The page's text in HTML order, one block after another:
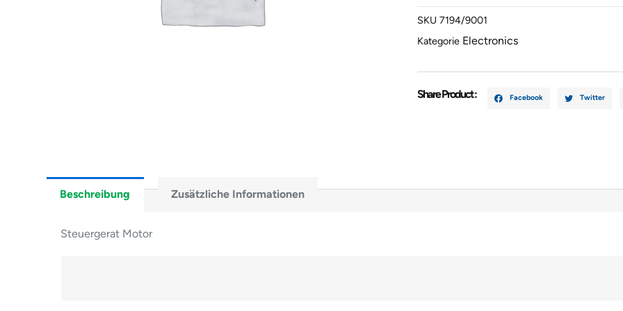
SKU7194/9001
Kategorie Electronics
Share Product : Facebook Twitter
Beschreibung Zusätzliche Informationen
Steuergerat Motor